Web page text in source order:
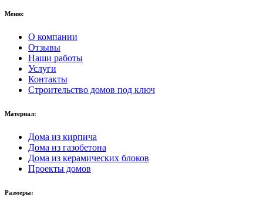
Меню:
О компании
Отзывы
Наши работы
Услуги
Контакты
Строительство домов под ключ
Материал:
Дома из кирпича
Дома из газобетона
Дома из керамических блоков
Проекты домов
Размеры: